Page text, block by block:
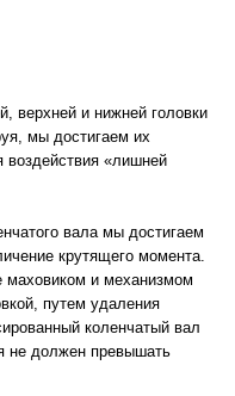
верхней и нижней головки
мы достигаем их
воздействия «лишней
вала мы достигаем
крутящего момента.
маховиком и механизмом
путем удаления
коленчатый вал
не должен превышать